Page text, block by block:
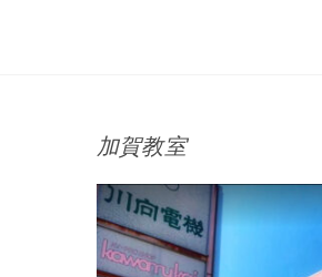
シ
ョ
ン
加賀教室